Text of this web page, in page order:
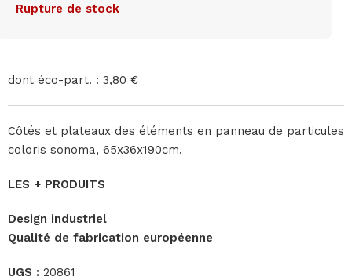
Rupture de stock
dont éco-part. : 3,80 €
Côtés et plateaux des éléments en panneau de particules
coloris sonoma, 65x36x190cm.
LES + PRODUITS
Design industriel
Qualité de fabrication européenne
UGS : 20861